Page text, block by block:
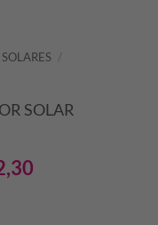
SOLARES /
SOLAR